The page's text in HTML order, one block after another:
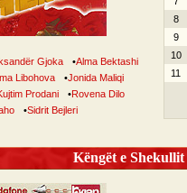
Gjoka •Alma Bektashi
Libohova •Jonida Maliqi
Prodani •Rovena Dilo
•Sidrit Bejleri
8
9
10
11
Këngët e